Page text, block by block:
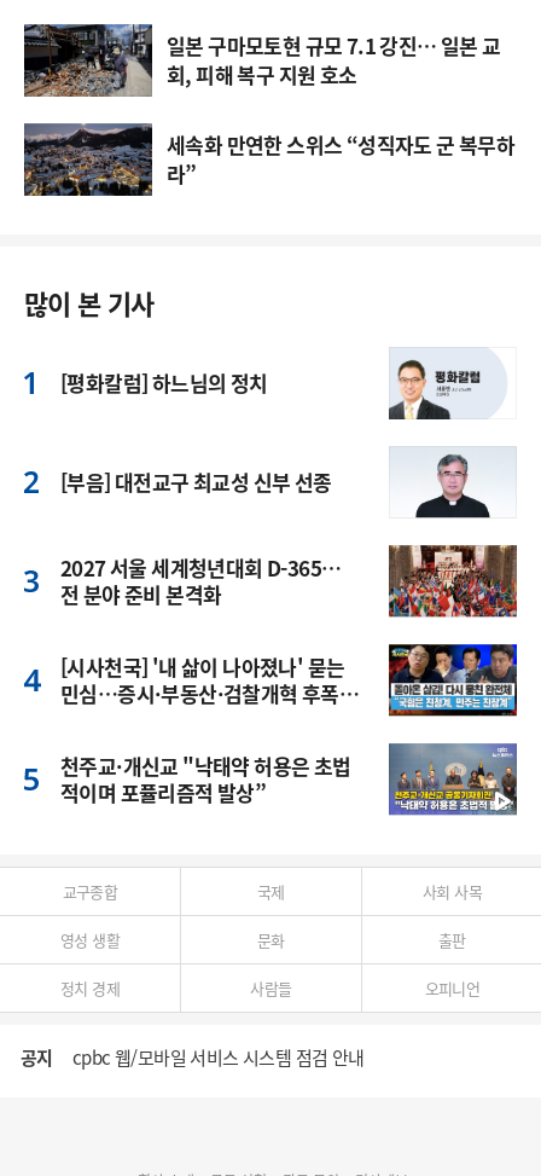
일본 구마모토현 규모 7.1 강진… 일본 교
회, 피해 복구 지원 호소
세속화 만연한 스위스 “성직자도 군 복무하
라”
많이 본 기사
[평화칼럼] 하느님의 정치
[부음] 대전교구 최교성 신부 선종
2027 서울 세계청년대회 D-365…
전 분야 준비 본격화
[시사천국] '내 삶이 나아졌나' 묻는
민심…증시·부동산·검찰개혁 후폭
천주교·개신교 "낙태약 허용은 초법
적이며 포퓰리즘적 발상”
교구종합 국제 사회 사목
영성 생활 문화 출판
정치 경제 사람들 오피니언
공지 cpbc 웹/모바일 서비스 시스템 점검 안내